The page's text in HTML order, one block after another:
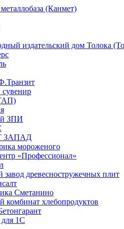
(Канмет)
издательский дом Толока
ЗПИ
ЗАПАД
мороженого
«Профессионал»
завод древесностружечных плит
Сметанино
комбинат хлебопродуктов
для 1С